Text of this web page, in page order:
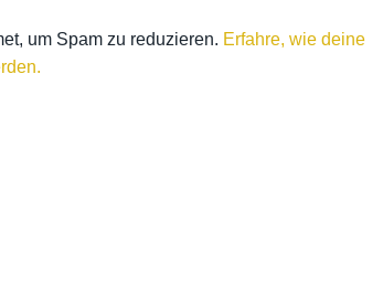
um Spam zu reduzieren. Erfahre, wie deine